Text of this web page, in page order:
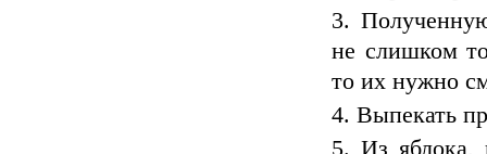
не слишком
то их нужно
Выпекать
Из яблока,